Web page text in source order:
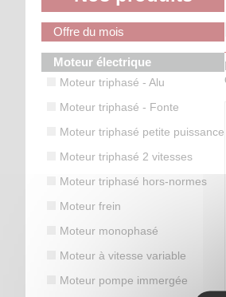
Offre du mois
Moteur électrique
Moteur triphasé - Alu
Moteur triphasé - Fonte
Moteur triphasé petite puissance
Moteur triphasé 2 vitesses
Moteur triphasé hors-normes
Moteur frein
Moteur monophasé
Moteur à vitesse variable
Moteur pompe immergée